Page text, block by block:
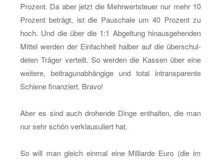
Pro­zent. Da aber jetzt die Mehr­wert­steu­er nur mehr 10
Pro­zent be­trägt, ist die Pau­scha­le um 40 Pro­zent zu
hoch. Und die über die 1:1 Ab­gel­tung hin­aus­ge­hen­den
Mit­tel wer­den der Ein­fach­heit hal­ber auf die über­schul­
de­ten Trä­ger ver­teilt. So wer­den die Kas­sen über eine
wei­te­re, bei­tra­g­un­ab­hän­gi­ge und total in­trans­pa­ren­te
Schie­ne fi­nan­ziert. Bravo!
Aber es sind auch dro­hen­de Dinge ent­hal­ten, die man
nur sehr schön ver­klau­su­liert hat.
So will man gleich ein­mal eine Mil­li­ar­de Euro (die im